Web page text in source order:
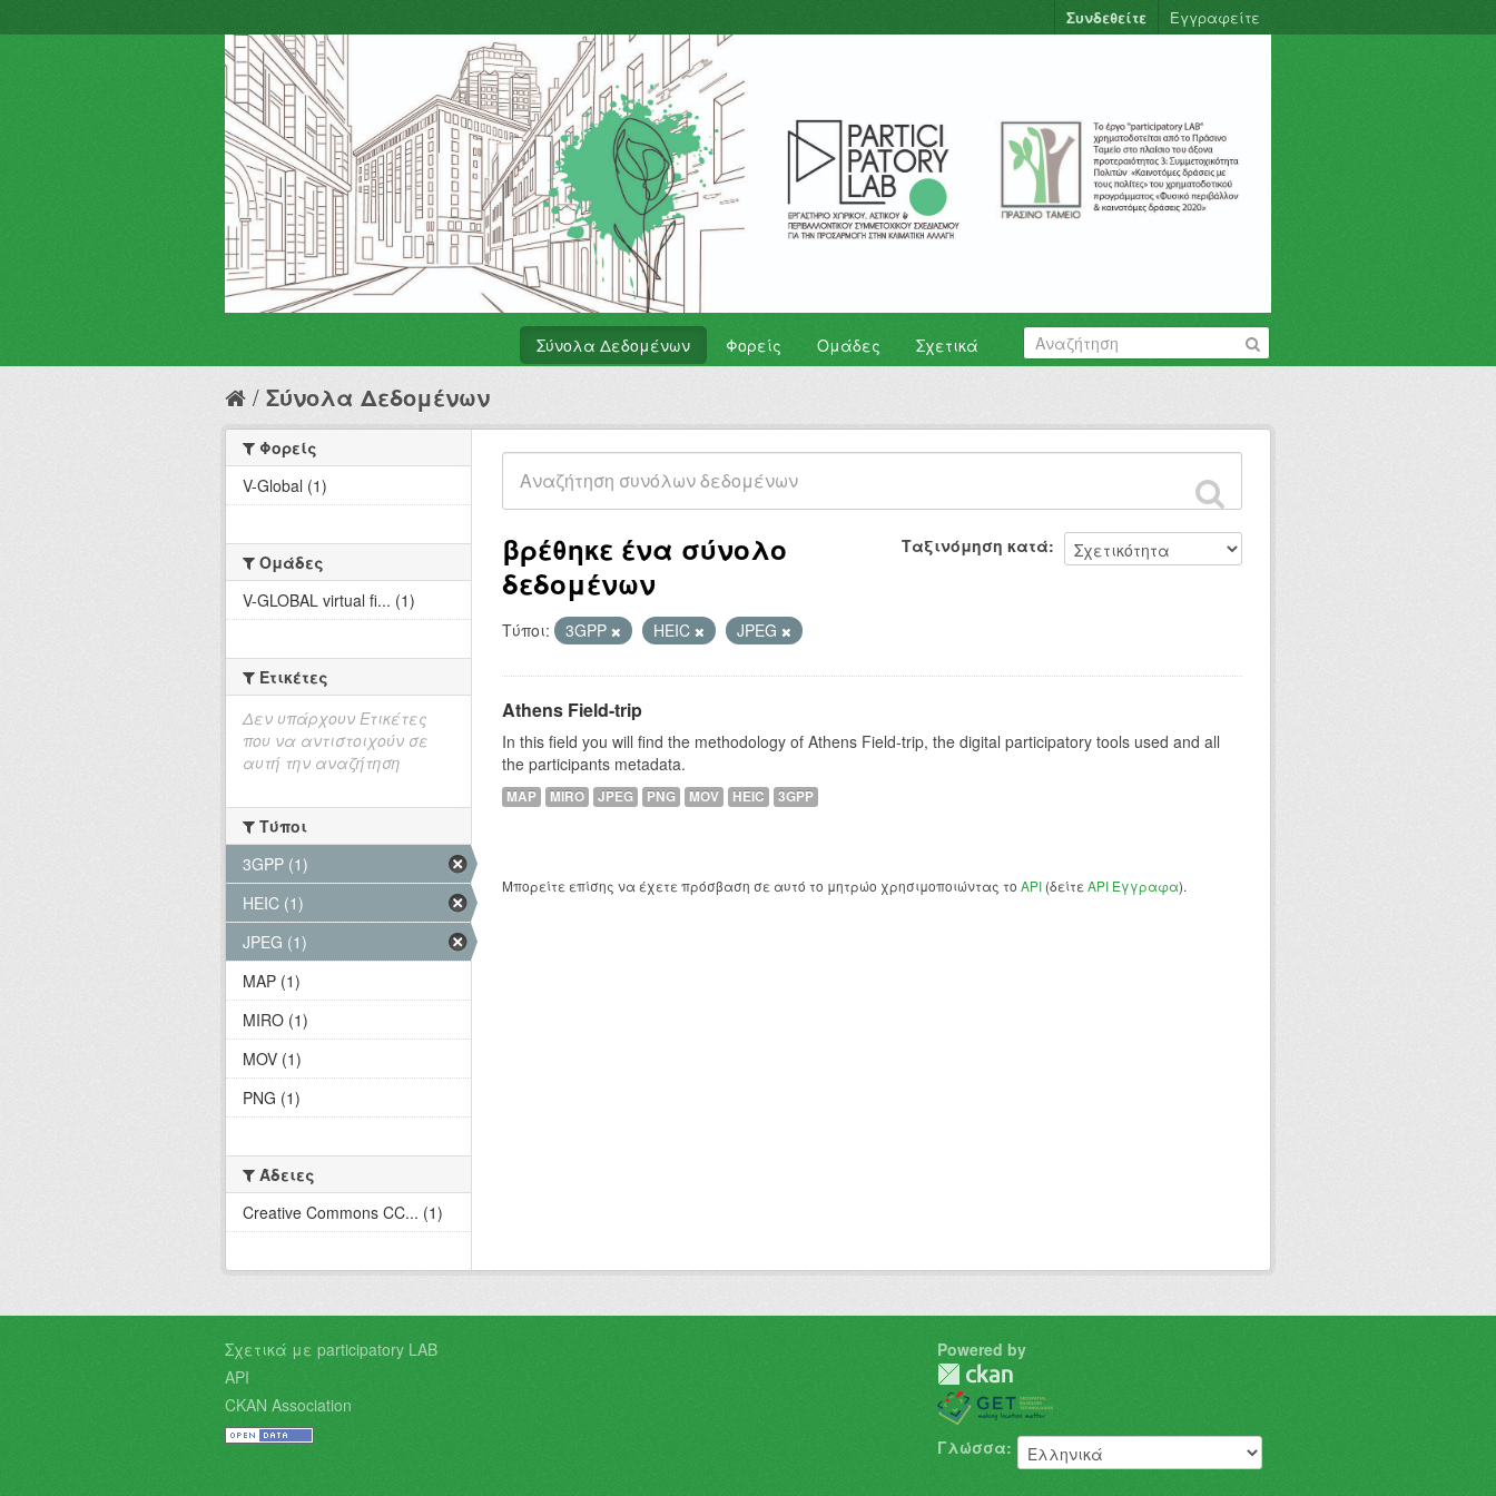
Συνδεθείτε Εγγραφείτε
Σύνολα Δεδομένων Φορείς Ομάδες Σχετικά
Σύνολα Δεδομένων
Ταξινόμηση κατά
βρέθηκε ένα σύνολο
δεδομένων
Τύποι: 3GPP HEIC JPEG
Athens Field-trip
In this field you will find the methodology of Athens Field-trip, the digital participatory tools used and all
the participants metadata.
MAP MIRO JPEG PNG MOV HEIC 3GPP
Μπορείτε επίσης να έχετε πρόσβαση σε αυτό το μητρώο χρησιμοποιώντας το API (δείτε API Έγγραφα).
Φορείς
V-Global (1)
Ομάδες
V-GLOBAL virtual fi... (1)
Ετικέτες
Δεν υπάρχουν Ετικέτες
που να αντιστοιχούν σε
αυτή την αναζήτηση
Τύποι
3GPP (1)
HEIC (1)
JPEG (1)
MAP (1)
MIRO (1)
MOV (1)
PNG (1)
Άδειες
Creative Commons CC... (1)
Σχετικά με participatory LAB
API
CKAN Association
Powered by
Γλώσσα